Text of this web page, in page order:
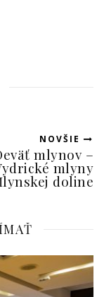
NOVŠIE
mlynov –
mlyny
doline